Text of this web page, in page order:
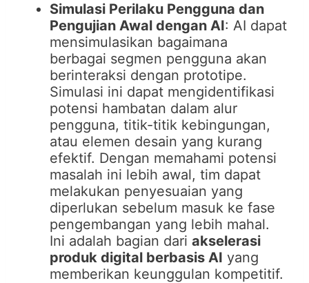
Simulasi Perilaku Pengguna dan
Pengujian Awal dengan AI: AI dapat
mensimulasikan bagaimana
berbagai segmen pengguna akan
berinteraksi dengan prototipe.
Simulasi ini dapat mengidentifikasi
potensi hambatan dalam alur
pengguna, titik-titik kebingungan,
atau elemen desain yang kurang
efektif. Dengan memahami potensi
masalah ini lebih awal, tim dapat
melakukan penyesuaian yang
diperlukan sebelum masuk ke fase
pengembangan yang lebih mahal.
Ini adalah bagian dari akselerasi
produk digital berbasis AI yang
memberikan keunggulan kompetitif.